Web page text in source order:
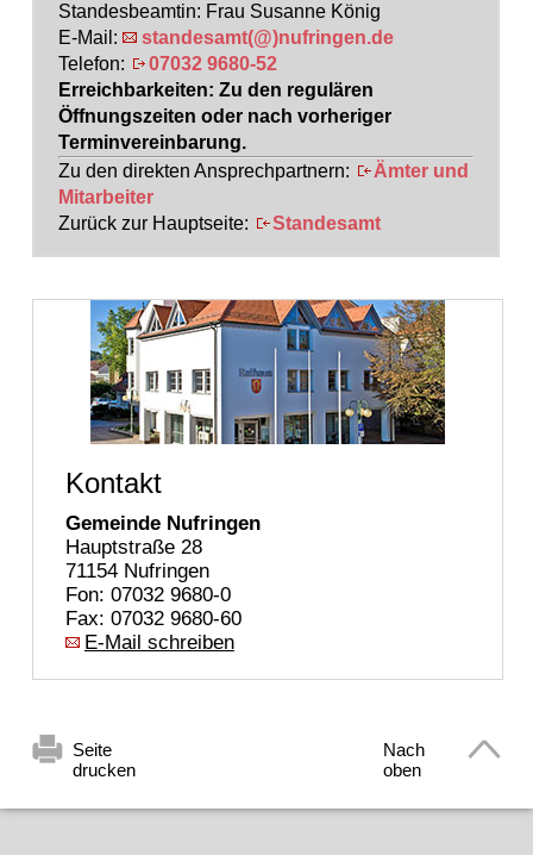
Standesbeamtin: Frau Susanne König
E-Mail:
standesamt(@)nufringen.de
Telefon:
07032 9680-52
Erreichbarkeiten: Zu den regulären
Öffnungszeiten oder nach vorheriger
Terminvereinbarung.
Zu den direkten Ansprechpartnern:
Ämter und
Mitarbeiter
Zurück zur Hauptseite:
Standesamt
Kontakt
Gemeinde Nufringen
Hauptstraße 28
71154 Nufringen
Fon: 07032 9680-0
Fax: 07032 9680-60
E-Mail schreiben
Seite
drucken
Nach
oben